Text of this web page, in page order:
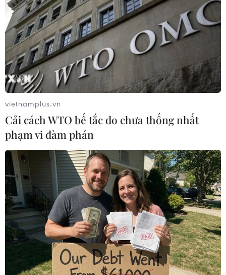
minh châu (EU), hay còn gọi là Brexit, chỉ một ngày sau
khi bà hoãn kế hoạch này.
Thủ tướng Anh đối mặt với một cuộc bỏ
phiếu bất tín nhiệm
12/12/2018 09:04
Ngày 12/12, các nghị sỹ đảng Bảo thủ của Thủ tướng
Anh Theresa May kêu gọi cuộc bỏ phiếu bất tín nhiệm
vietnamplus.vn
Cải cách WTO bế tắc do chưa thống nhất
phạm vi đàm phán